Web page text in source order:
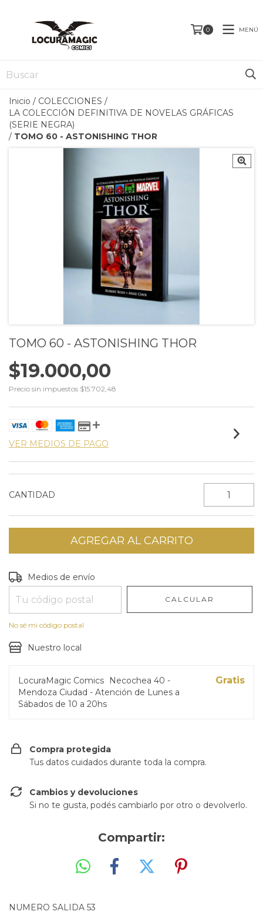
0 MENÚ
Inicio / COLECCIONES /
LA COLECCIÓN DEFINITIVA DE NOVELAS GRÁFICAS
(SERIE NEGRA)
/ TOMO 60 - ASTONISHING THOR
TOMO 60 - ASTONISHING THOR
$19.000,00
Precio sin impuestos $15.702,48
VER MEDIOS DE PAGO
CANTIDAD
Entregas para el CP:
Medios de envío
CALCULAR
No sé mi código postal
Nuestro local
LocuraMagic Comics
Necochea 40 -
Mendoza Ciudad - Atención de Lunes a
Sábados de 10 a 20hs
Gratis
Compra protegida
Tus datos cuidados durante toda la compra.
Cambios y devoluciones
Si no te gusta, podés cambiarlo por otro o devolverlo.
Compartir:
NUMERO SALIDA 53